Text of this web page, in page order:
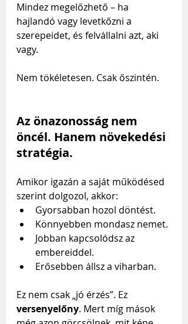
Mindez megelőzhető – ha
hajlandó vagy levetkőzni a
szerepeidet, és felvállalni azt, aki
vagy.
Nem tökéletesen. Csak őszintén.
Az önazonosság nem
öncél. Hanem növekedési
stratégia.
Amikor igazán a saját működésed
szerint dolgozol, akkor:
Gyorsabban hozol döntést.
Könnyebben mondasz nemet.
Jobban kapcsolódsz az
embereiddel.
Erősebben állsz a viharban.
Ez nem csak „jó érzés”. Ez
versenyelőny. Mert míg mások